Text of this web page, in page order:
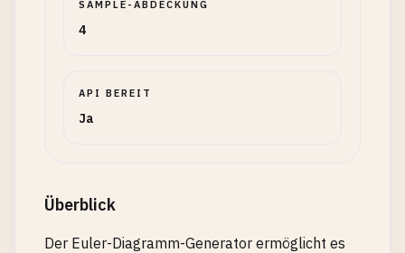
SAMPLE-ABDECKUNG
4
API BEREIT
Ja
Überblick
Der Euler-Diagramm-Generator ermöglicht es